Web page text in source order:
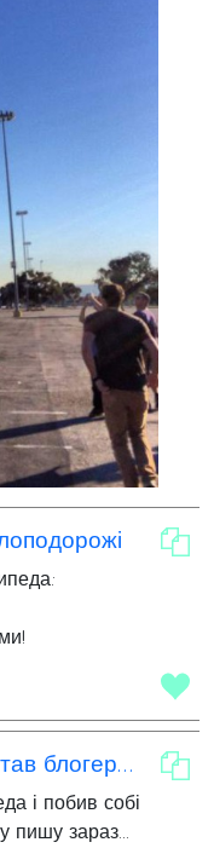
Падіння з велосипеда: як я став блогером без інтернету
і побив собі
пишу зараз...